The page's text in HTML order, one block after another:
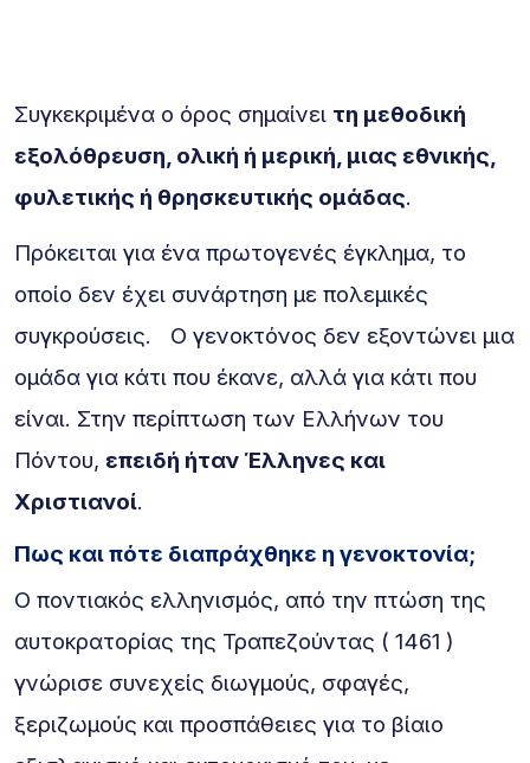
Συγκεκριμένα ο όρος σημαίνει τη μεθοδική
εξολόθρευση, ολική ή μερική, μιας εθνικής,
φυλετικής ή θρησκευτικής ομάδας.
Πρόκειται για ένα πρωτογενές έγκλημα, το
οποίο δεν έχει συνάρτηση με πολεμικές
συγκρούσεις. Ο γενοκτόνος δεν εξοντώνει μια
ομάδα για κάτι που έκανε, αλλά για κάτι που
είναι. Στην περίπτωση των Ελλήνων του
Πόντου, επειδή ήταν Έλληνες και
Χριστιανοί.
Πως και πότε διαπράχθηκε η γενοκτονία;
Ο ποντιακός ελληνισμός, από την πτώση της
αυτοκρατορίας της Τραπεζούντας ( 1461 )
γνώρισε συνεχείς διωγμούς, σφαγές,
ξεριζωμούς και προσπάθειες για το βίαιο